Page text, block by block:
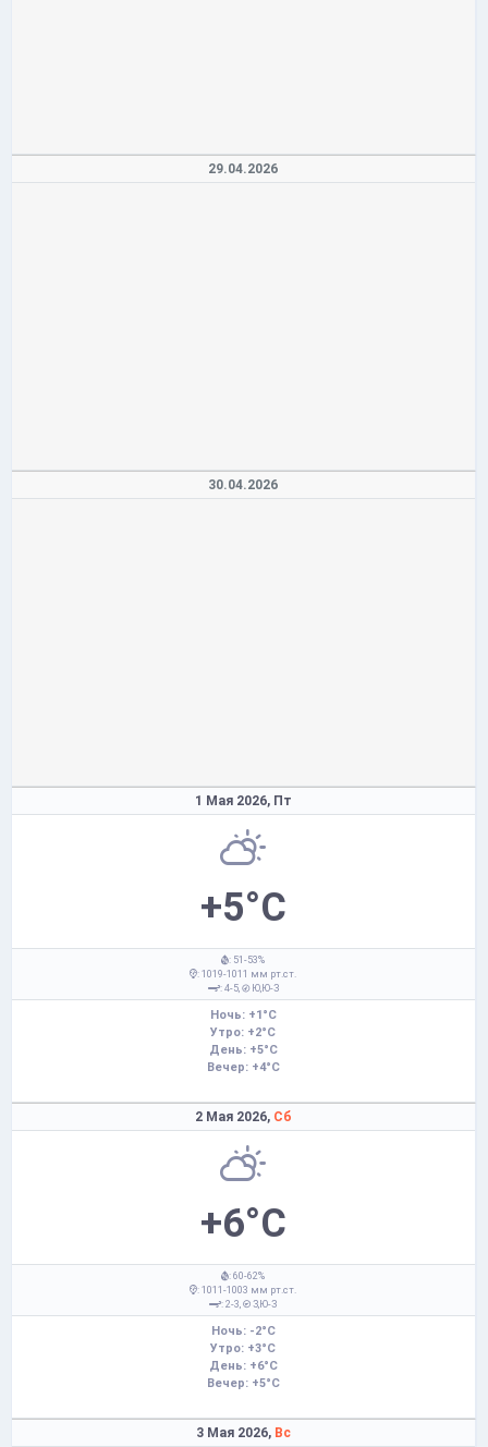
29.04.2026
30.04.2026
1 Мая 2026, Пт
+5°C
: 51-53%
: 1019-1011 мм рт.ст.
: 4-5,
Ю,Ю-З
Ночь: +1°C
Утро: +2°C
День: +5°C
Вечер: +4°C
2 Мая 2026, Сб
+6°C
: 60-62%
: 1011-1003 мм рт.ст.
: 2-3,
З,Ю-З
Ночь: -2°C
Утро: +3°C
День: +6°C
Вечер: +5°C
3 Мая 2026, Вс